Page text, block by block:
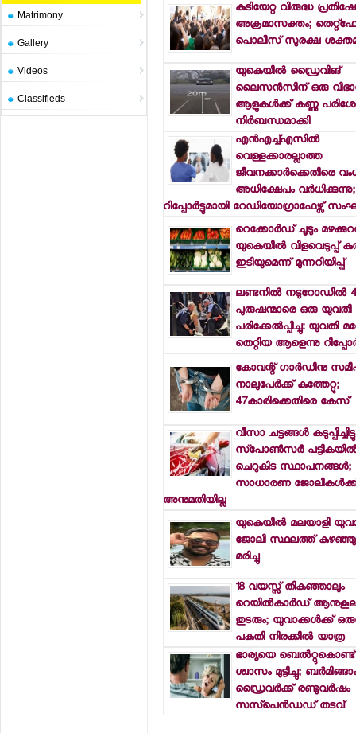
Matrimony
Gallery
Videos
Classifieds
കുടിയേറ്റ വിരുദ്ധ
അക്രമാസക്തം;
പൊലീസ് സുരക്ഷ
യുകെയില്‍ ഡ്രൈവിങ്
ലൈസന്‍സിന് ഒരു
ആളുകള്‍ക്ക് കണ്ണു
നിര്‍ബന്ധമാക്കി
എന്‍എച്ച്എസില്‍
വെള്ളക്കാരല്ലാത്ത
ജീവനക്കാര്‍ക്കെതിരെ
അധിക്ഷേപം വര്‍ധിക്കുന്നു;
റിപ്പോര്‍ട്ടുമായി റേഡിയോഗ്രാഫേഴ്സ്
റെക്കോര്‍ഡ് ചൂടും
യുകെയില്‍ വിളവെടുപ്പ്
ഇടിയുമെന്ന് മുന്നറിയിപ്പ്
ലണ്ടനില്‍ നടുറോഡില്‍
പുരുഷന്മാരെ ഒരു യുവതി
പരിക്കേല്‍പ്പിച്ചു: യുവതി
തെറ്റിയ ആളെന്നു
കോവന്റ് ഗാര്‍ഡിനു
നാലുപേര്‍ക്ക് കുത്തേറ്റു;
47കാരിക്കെതിരെ കേസ്
വീസാ ചട്ടങ്ങള്‍
സ്‌പോണ്‍സര്‍ പട്ടികയില്‍
ചെറുകിട സ്ഥാപനങ്ങള്‍;
സാധാരണ
അനുമതിയില്ല
യുകെയില്‍ മലയാളി
ജോലി സ്ഥലത്ത്
മരിച്ചു
18 വയസ്സ് തികഞ്ഞാലും
റെയില്‍കാര്‍ഡ്
തുടരും; യുവാക്കള്‍ക്ക്
പകുതി നിരക്കില്‍ യാത്ര
ഭാര്യയെ ബെല്‍റ്റുകൊണ്ട്
ശ്വാസം മുട്ടിച്ചു;
ഡ്രൈവര്‍ക്ക് രണ്ടുവര്‍ഷം
സസ്‌പെന്‍ഡഡ് തടവ്